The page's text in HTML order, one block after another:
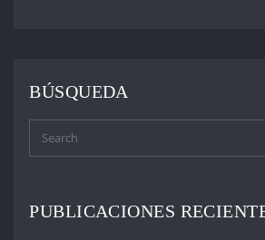
Hoy". Los
invitamos a
conferencia de
22ª Marcha del
BÚSQUEDA
PUBLICACIONES